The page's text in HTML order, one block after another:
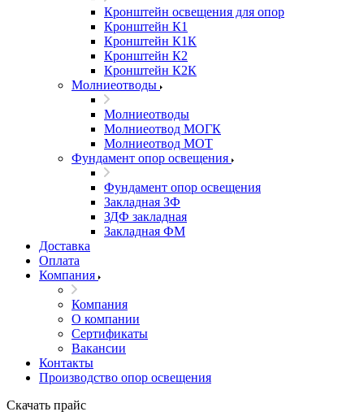
Кронштейн освещения для опор
Кронштейн К1
Кронштейн К1К
Кронштейн К2
Кронштейн К2К
Молниеотводы
Молниеотводы
Молниеотвод МОГК
Молниеотвод МОТ
Фундамент опор освещения
Фундамент опор освещения
Закладная ЗФ
ЗДФ закладная
Закладная ФМ
Доставка
Оплата
Компания
Компания
О компании
Сертификаты
Вакансии
Контакты
Производство опор освещения
Скачать прайс